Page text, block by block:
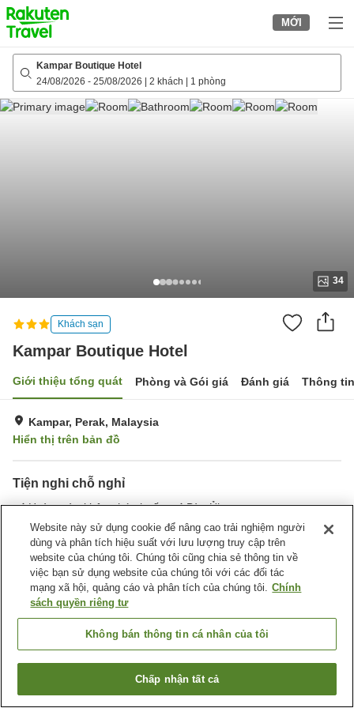
to
top
page
MỚI
Kampar Boutique Hotel
24/08/2026 - 25/08/2026 2 khách 1 phòng
34
Khách sạn
Kampar Boutique Hotel
Giới thiệu tổng quát Phòng và Gói giá Đánh giá Thông
Kampar, Perak, Malaysia
Hiển thị trên bản đồ
Tiện nghi chỗ nghỉ
Hoàn toàn không hút thuốc Bàn Ủi
Trang chủ Malaysia Perak Kampar Kampar Boutique Hotel
Tìm phòng trống
Website này sử dụng cookie để nâng cao trải nghiệm người
dùng và phân tích hiệu suất với lưu lượng truy cập trên
website của chúng tôi. Chúng tôi cũng chia sẻ thông tin về
việc bạn sử dụng website của chúng tôi với các đối tác
mạng xã hội, quảng cáo và phân tích của chúng tôi. Chính
sách quyền riêng tư
Không bán thông tin cá nhân của tôi
Chấp nhận tất cả